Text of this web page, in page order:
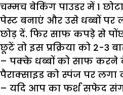
चम्मच बेकिंग पाउडर में 1
पेस्ट बनाएं और उसे धब्बों
छोड़ दें. फिर साफ कपड़े से
छूटें तो इस प्रक्रिया को 2-3
– पक्के धब्बों को साफ करने
पैराक्साइड को स्पंज पर लगा
– यदि आप का फर्श सफेद